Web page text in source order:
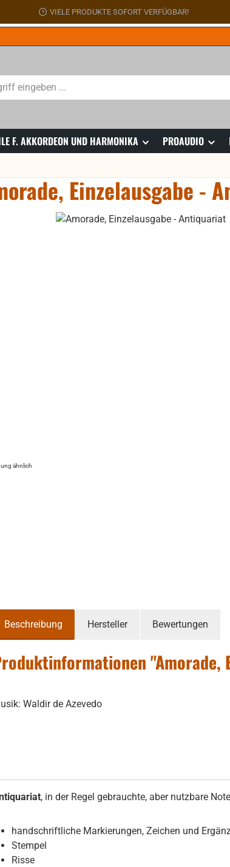
VIELE PRODUKTE SOFORT VERFÜGBAR!
F. AKKORDEON UND HARMONIKA PROAUDIO
Einzelausgabe -
überspringen
ähnlich
Beschreibung Hersteller Bewertungen
"Amorade,
Waldir de Azevedo
, in der Regel gebrauchte, aber nutzbare
handschriftliche Markierungen, Zeichen und
Stempel
Risse